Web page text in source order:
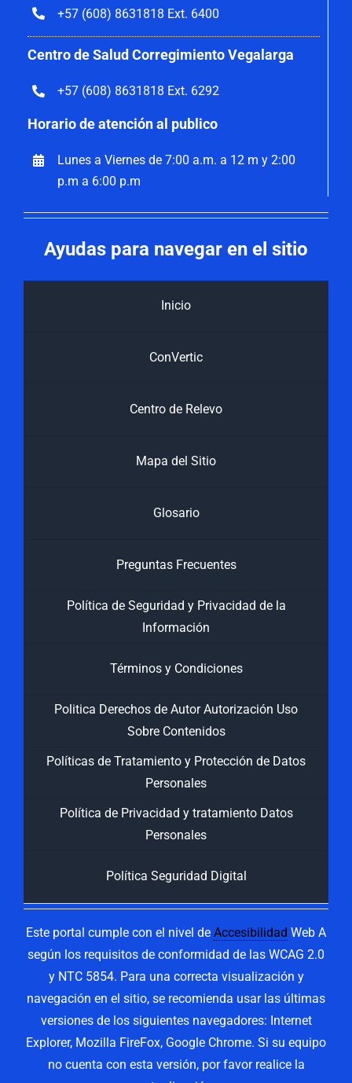
+57 (608) 8631818 Ext. 6400
Centro de Salud Corregimiento Vegalarga
+57 (608) 8631818 Ext. 6292
Horario de atención al publico
Lunes a Viernes de 7:00 a.m. a 12 m y 2:00
p.m a 6:00 p.m
Ayudas para navegar en el sitio
Inicio
ConVertic
Centro de Relevo
Mapa del Sitio
Glosario
Preguntas Frecuentes
Política de Seguridad y Privacidad de la
Información
Términos y Condiciones
Politica Derechos de Autor Autorización Uso
Sobre Contenidos
Políticas de Tratamiento y Protección de Datos
Personales
Política de Privacidad y tratamiento Datos
Personales
Política Seguridad Digital
Este portal cumple con el nivel de Accesibilidad Web A
según los requisitos de conformidad de las WCAG 2.0
y NTC 5854. Para una correcta visualización y
navegación en el sitio, se recomienda usar las últimas
versiones de los siguientes navegadores: Internet
Explorer, Mozilla FireFox, Google Chrome. Si su equipo
no cuenta con esta versión, por favor realice la